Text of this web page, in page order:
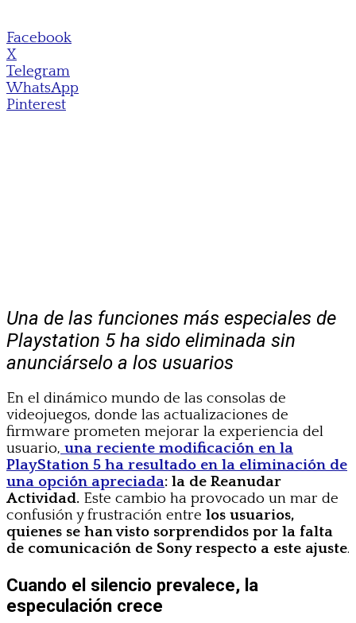
Facebook
X
Telegram
WhatsApp
Pinterest
Una de las funciones más especiales de
Playstation 5 ha sido eliminada sin
anunciárselo a los usuarios
En el dinámico mundo de las consolas de
videojuegos, donde las actualizaciones de
firmware prometen mejorar la experiencia del
usuario, una reciente modificación en la
PlayStation 5 ha resultado en la eliminación de
una opción apreciada: la de Reanudar
Actividad. Este cambio ha provocado un mar de
confusión y frustración entre los usuarios,
quienes se han visto sorprendidos por la falta
de comunicación de Sony respecto a este ajuste.
Cuando el silencio prevalece, la
especulación crece